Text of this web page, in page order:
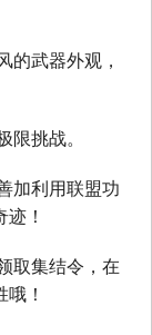
的武器外观，
限挑战。
加利用联盟功
！
取集结令，在
！